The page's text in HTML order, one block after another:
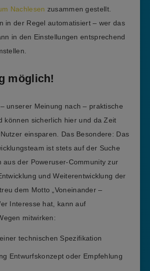
Nachlesen zusammen gestellt.
in der Regel automatisiert – wer das
in den Einstellungen entsprechend
möglich!
unserer Meinung nach – praktische
können sicherlich hier und da Zeit
einsparen. Das Besondere: Das
ist stets auf der Suche
aus der Poweruser-Community zur
und Weiterentwicklung der
dem Motto „Voneinander –
Interesse hat, kann auf
mitwirken:
technischen Spezifikation
Entwurfskonzept oder Empfehlung